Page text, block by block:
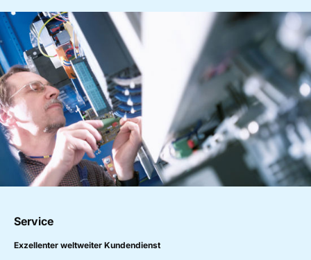
Service
Exzellenter weltweiter Kundendienst